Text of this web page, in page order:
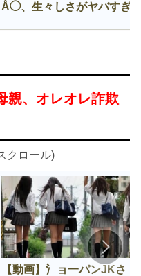
Å◯、生々しさがヤバすぎ
親、オレオレ詐欺
クロール)
【動画】氵ョ一パンJKさ